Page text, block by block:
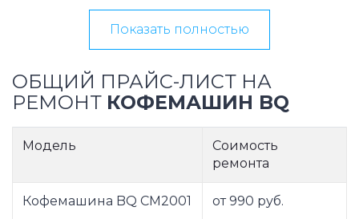
Показать полностью
ОБЩИЙ ПРАЙС-ЛИСТ НА
РЕМОНТ КОФЕМАШИН BQ
Модель
Соимость
ремонта
Кофемашина BQ CM2001 от 990 руб.